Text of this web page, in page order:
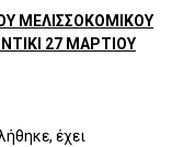
ΜΕΛΙΣΣΟΚΟΜΙΚΟΥ
27 ΜΑΡΤΙΟΥ
έχει